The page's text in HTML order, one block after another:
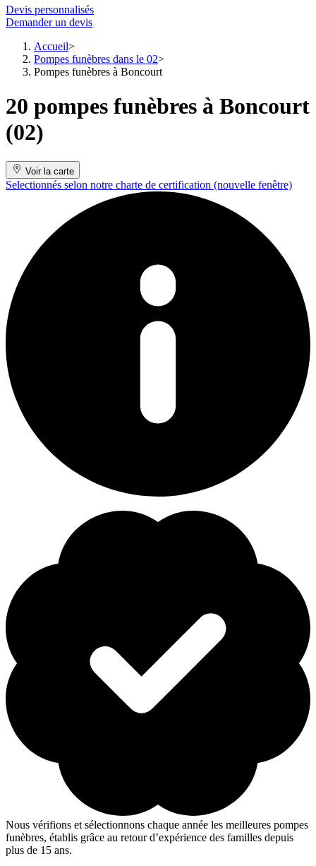
Devis personnalisés
Demander un devis
Accueil
Pompes funèbres dans le 02
Pompes funèbres à Boncourt
20 pompes funèbres à Boncourt
(02)
Voir la carte
Selectionnés selon notre charte de certification (nouvelle fenêtre)
Nous vérifions et sélectionnons chaque année les meilleures pompes
funèbres, établis grâce au retour d’expérience des familles depuis
plus de 15 ans.